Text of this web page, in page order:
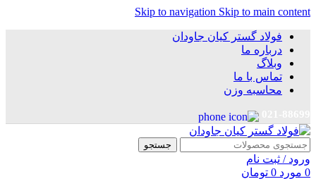
Skip to navigation Skip to main content
فولاد گستر کیان جاودان
درباره ما
وبلاگ
تماس با ما
محاسبه وزن
جستجو
ورود / ثبت نام
0 مورد 0 تومان